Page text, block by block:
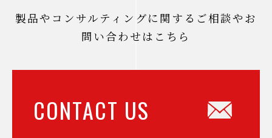
製品やコンサルティングに関するご相談やお
問い合わせはこちら
CONTACT US